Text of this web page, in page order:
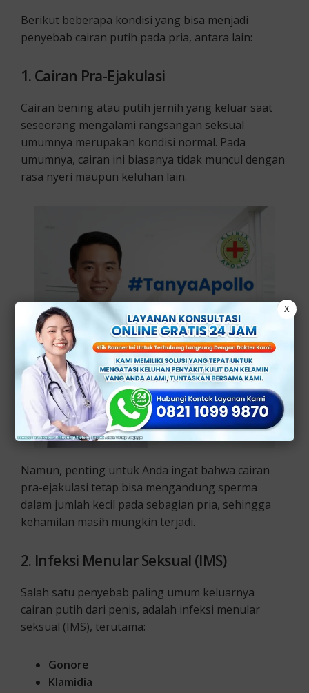
Berikut beberapa kondisi yang bisa menjadi
penyebab cairan putih pada pria, antara lain:
1. Cairan Pra-Ejakulasi
Cairan bening atau putih jernih yang keluar saat
seseorang mengalami rangsangan seksual
umumnya merupakan kondisi normal. Pada
umumnya, cairan ini biasanya tidak muncul dengan
rasa nyeri maupun keluhan lain.
Namun, penting untuk Anda ingat bahwa cairan
pra-ejakulasi tetap bisa mengandung sperma
dalam jumlah kecil pada sebagian pria, sehingga
kehamilan masih mungkin terjadi.
2. Infeksi Menular Seksual (IMS)
Salah satu penyebab paling umum keluarnya
cairan putih dari penis, adalah infeksi menular
seksual (IMS), terutama:
Gonore
Klamidia
X